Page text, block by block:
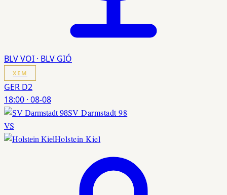
BLV VOI · BLV GIÓ
XEM
GER D2
18:00 · 08-08
SV Darmstadt 98
VS
Holstein Kiel